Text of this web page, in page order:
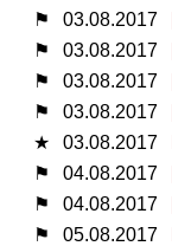
⚑
03.08.2017
⚑
03.08.2017
⚑
03.08.2017
⚑
03.08.2017
★
03.08.2017
⚑
04.08.2017
⚑
04.08.2017
⚑
05.08.2017